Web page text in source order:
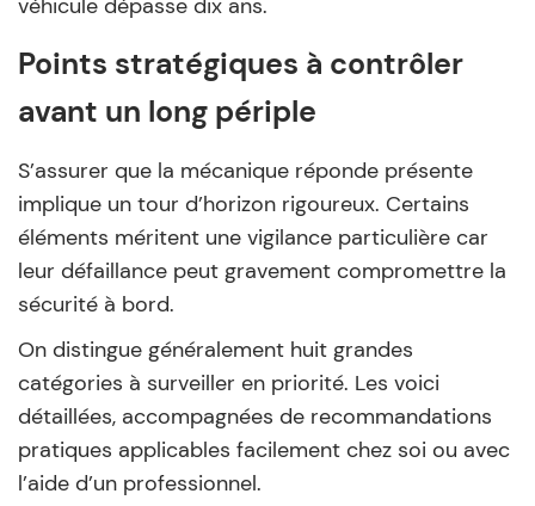
véhicule dépasse dix ans.
Points stratégiques à contrôler
avant un long périple
S’assurer que la mécanique réponde présente
implique un tour d’horizon rigoureux. Certains
éléments méritent une vigilance particulière car
leur défaillance peut gravement compromettre la
sécurité à bord.
On distingue généralement huit grandes
catégories à surveiller en priorité. Les voici
détaillées, accompagnées de recommandations
pratiques applicables facilement chez soi ou avec
l’aide d’un professionnel.